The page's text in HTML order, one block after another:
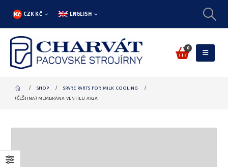
CZK KČ ENGLISH
0
SHOP
SPARE PARTS FOR MILK COOLING
(ČEŠTINA) MEMBRÁNA VENTILU AV2A